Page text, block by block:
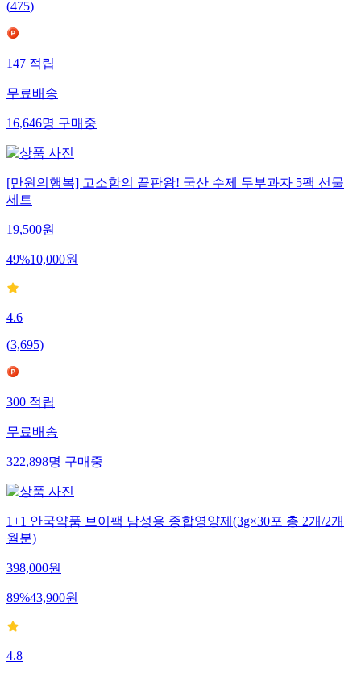
(475)
147 적립
무료배송
16,646명 구매중
[만원의행복] 고소함의 끝판왕! 국산 수제 두부과자 5팩 선물
세트
19,500원
49%10,000원
4.6
(3,695)
300 적립
무료배송
322,898명 구매중
1+1 안국약품 브이팩 남성용 종합영양제(3g×30포 총 2개/2개
월분)
398,000원
89%43,900원
4.8